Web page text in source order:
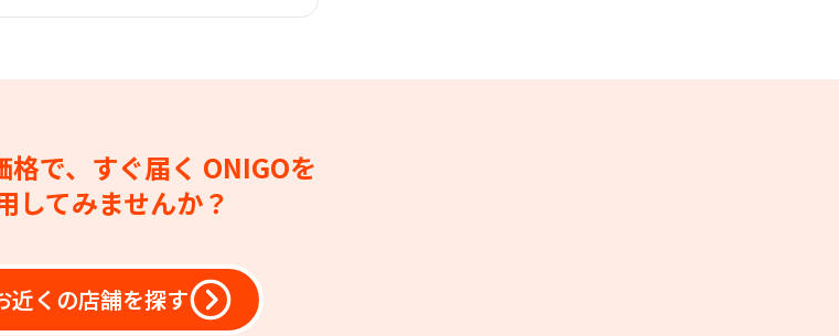
格で、すぐ届く ONIGOを
してみませんか？
近くの店舗を探す